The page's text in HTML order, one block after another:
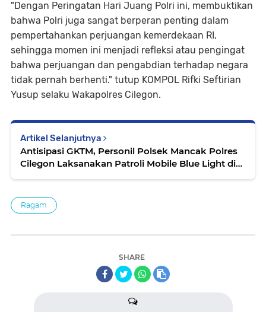
"Dengan Peringatan Hari Juang Polri ini, membuktikan
bahwa Polri juga sangat berperan penting dalam
pempertahankan perjuangan kemerdekaan RI,
sehingga momen ini menjadi refleksi atau pengingat
bahwa perjuangan dan pengabdian terhadap negara
tidak pernah berhenti." tutup KOMPOL Rifki Seftirian
Yusup selaku Wakapolres Cilegon.
Artikel Selanjutnya
Antisipasi GKTM, Personil Polsek Mancak Polres
Cilegon Laksanakan Patroli Mobile Blue Light di
Ragam
SHARE